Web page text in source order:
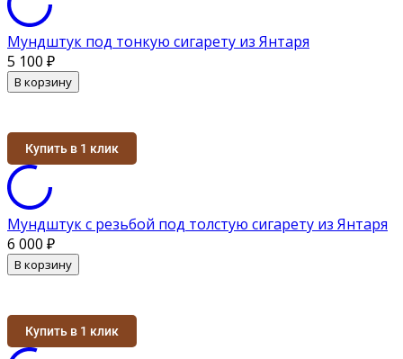
Мундштук под тонкую сигарету из Янтаря
5 100 ₽
В корзину
Купить в 1 клик
Мундштук с резьбой под толстую сигарету из Янтаря
6 000 ₽
В корзину
Купить в 1 клик